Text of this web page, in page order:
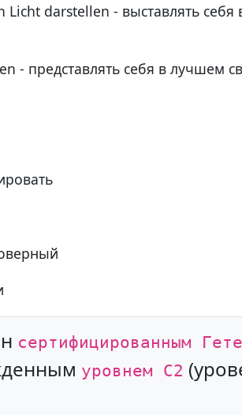
darstellen - выставлять
- представлять себя в лучшем
сертифицированным Гете
уровнем С2